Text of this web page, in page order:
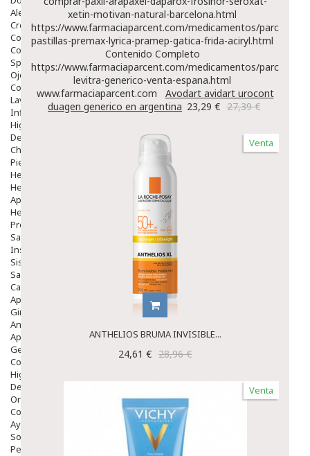
Alergias Y Picaduras
Cremas
Comprimidos
Colirios
Sprays
Ojos Y Oidos
Congestión
Lavado Ojos
Inflamación Del Oido (otitis)
Higiene Oido
Deshabituación Tabaquismo
Chicles
Piel
Herpes Y Hongos
Heridas Y úlceras
Aparato Genital
Hemorroides
Protectores Y Emolientes
Salud
Insomnio
Sistema Nervioso
Salud Bucodental
Capilar
Apósitos
Ginecología
Anticonceptivos
Aparato Genital
Gente Mayor
Cosmética
Higiene
Dentales
Ortopedia
Complementos Nutricionales.
Ayudas
Solares
Pedido express
xetin-motivan-natural-barcelona.html
https://www.farmaciaparcent.com/medicamentos/parcent-
pastillas-premax-lyrica-pramep-gatica-frida-aciryl.html
Contenido Completo
https://www.farmaciaparcent.com/medicamentos/parcent-
levitra-generico-venta-espana.html
www.farmaciaparcent.com
Avodart avidart urocont
duagen generico en argentina 23,29 € 27,39 €
Venta
ANTHELIOS BRUMA INVISIBLE...
24,61 € 28,96 €
Venta